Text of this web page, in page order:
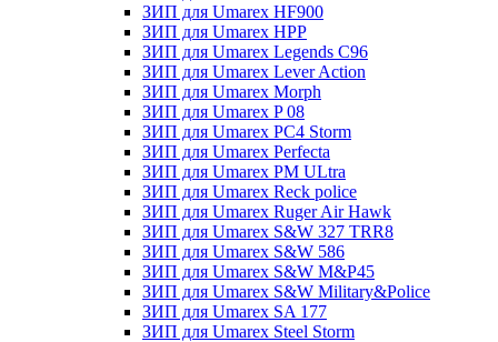
ЗИП для Umarex HF900
ЗИП для Umarex HPP
ЗИП для Umarex Legends C96
ЗИП для Umarex Lever Action
ЗИП для Umarex Morph
ЗИП для Umarex P 08
ЗИП для Umarex PC4 Storm
ЗИП для Umarex Perfecta
ЗИП для Umarex PM ULtra
ЗИП для Umarex Reck police
ЗИП для Umarex Ruger Air Hawk
ЗИП для Umarex S&W 327 TRR8
ЗИП для Umarex S&W 586
ЗИП для Umarex S&W M&P45
ЗИП для Umarex S&W Military&Police
ЗИП для Umarex SA 177
ЗИП для Umarex Steel Storm